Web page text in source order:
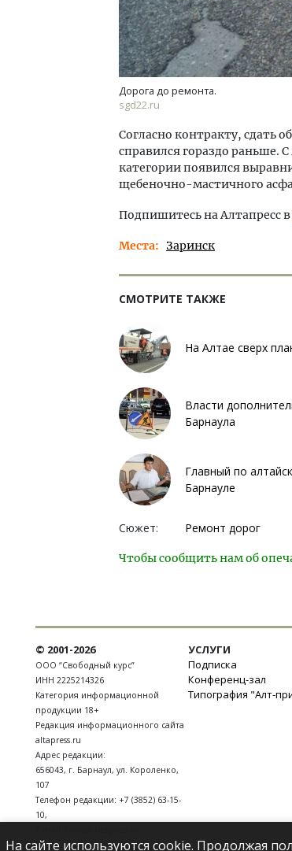
Дорога до ремонта.
sgd22.ru
Согласно контракту, сдать
справился гораздо раньше.
категории появился
щебеночно-мастичного
Подпишитесь на Алтапресс в
Места Заринск
СМОТРИТЕ ТАКЖЕ
На Алтае сверх
Власти
Барнаула
Главный по
Барнауле
Сюжет: Ремонт дорог
Чтобы сообщить нам об
© 2001-2026
ООО “Свободный курс”
ИНН 2225214326
Категория информационной
продукции 18+
Редакция информационного сайта
altapress.ru
Адрес редакции:
656043, г. Барнаул, ул. Короленко,
107
Телефон редакции: +7 (3852) 63-15-
10,
УСЛУГИ
Подписка
Конференц-зал
Типография "Алт-
На сайте используются cookie. Продолжая